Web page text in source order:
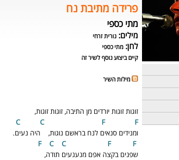
פרידה מתיבת נח
מתי כספי
מילים: נורית זרחי
לחן: מתי כספי
קיים ביצוע נוסף לשיר זה
מילות השיר
זוגות זוגות יורדים מן התיבה, זוגות זוגות,
C
C F
F
ומנידים סנאים לנח בראשם נוגות, היה נעים.
F
C C F
F
שפנים בקצה אפם מנענעים תודה,